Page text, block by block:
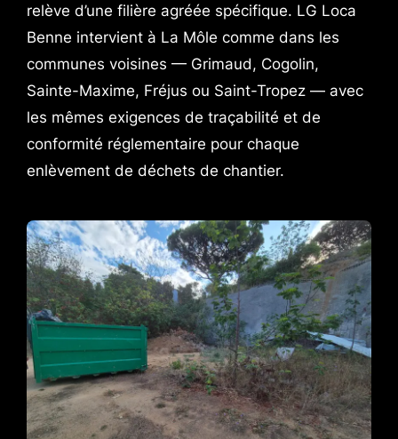
relève d’une filière agréée spécifique. LG Loca
Benne intervient à La Môle comme dans les
communes voisines — Grimaud, Cogolin,
Sainte-Maxime, Fréjus ou Saint-Tropez — avec
les mêmes exigences de traçabilité et de
conformité réglementaire pour chaque
enlèvement de déchets de chantier.